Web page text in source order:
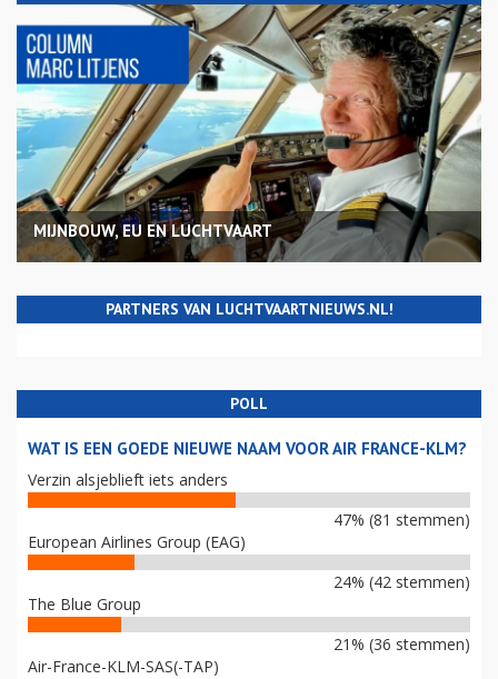
MIJNBOUW, EU EN LUCHTVAART
PARTNERS VAN LUCHTVAARTNIEUWS.NL!
POLL
WAT IS EEN GOEDE NIEUWE NAAM VOOR AIR FRANCE-KLM?
Verzin alsjeblieft iets anders
47% (81 stemmen)
European Airlines Group (EAG)
24% (42 stemmen)
The Blue Group
21% (36 stemmen)
Air-France-KLM-SAS(-TAP)